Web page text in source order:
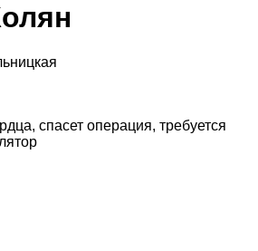
спасет операция, требуется